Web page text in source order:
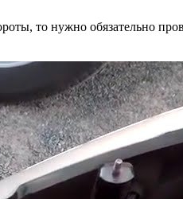
то нужно обязательно